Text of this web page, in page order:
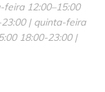
12:00–15:00
| quinta-feira
18:00-23:00 |